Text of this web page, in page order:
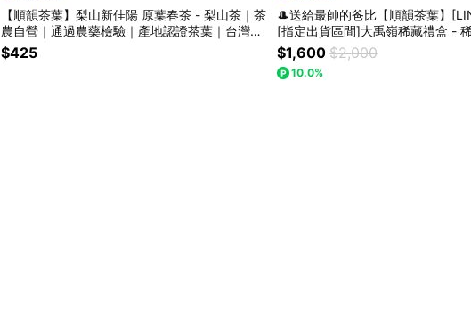
【順韻茶葉】梨山新佳陽 原葉春茶 - 梨山茶｜茶
農自營｜通過農藥檢驗｜產地認證茶葉｜台灣高
山茶｜青心烏龍｜高級茶葉
$425
🎩送給最帥的爸比【順韻茶葉】
[指定出貨區間]大禹嶺稀藏禮盒 -
0K｜國寶大禹嶺｜茶葉禮盒｜送禮
品｜節慶贈禮｜環境友善茶葉｜自
$1,600 $2,000
10.0%